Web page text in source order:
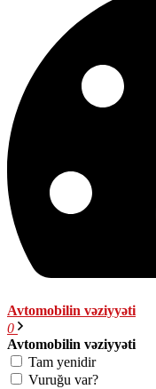
Avtomobilin vəziyyəti
0
Avtomobilin vəziyyəti
Tam yenidir
Vuruğu var?